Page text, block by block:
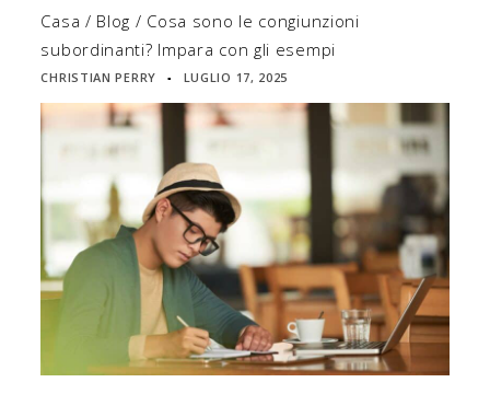
Casa / Blog / Cosa sono le congiunzioni
subordinanti? Impara con gli esempi
CHRISTIAN PERRY ▪ LUGLIO 17, 2025